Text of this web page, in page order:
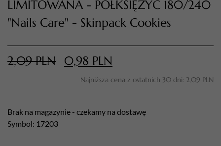
Suma koszyka (
LIMITOWANA - PÓŁKSIĘŻYC 180/240
"Nails Care" - Skinpack Cookies
2,09PLN 0,98 PLN
Najniższa cena z ostatnich 30 dni: 2,09 PLN
Brak na magazynie - czekamy na dostawę
Symbol: 17203